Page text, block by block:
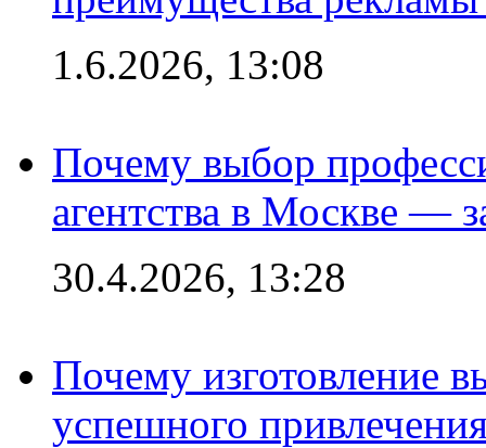
1.6.2026, 13:08
Почему выбор
агентства в Москве —
30.4.2026, 13:28
Почему изготовление
успешного